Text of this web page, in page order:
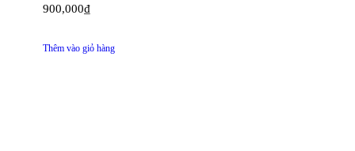
900,000₫
Thêm vào giỏ hàng